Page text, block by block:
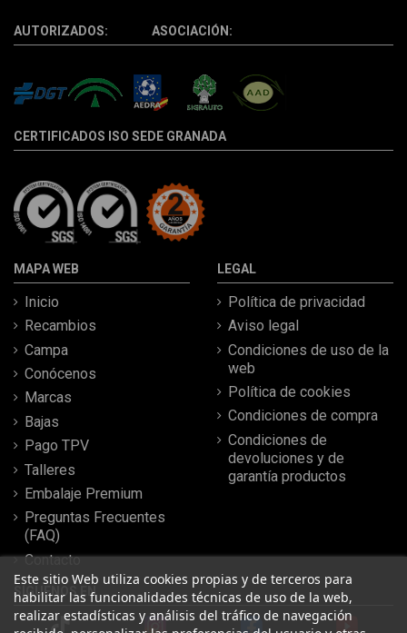
AUTORIZADOS: ASOCIACIÓN:
CERTIFICADOS ISO SEDE GRANADA
MAPA WEB
Inicio
Recambios
Campa
Conócenos
Marcas
Bajas
Pago TPV
Talleres
Embalaje Premium
Preguntas Frecuentes
(FAQ)
Contacto
LEGAL
Política de privacidad
Aviso legal
Condiciones de uso de la
web
Política de cookies
Condiciones de compra
Condiciones de
devoluciones y de
garantía productos
Este sitio Web utiliza cookies propias y de terceros para
habilitar las funcionalidades técnicas de uso de la web,
realizar estadísticas y análisis del tráfico de navegación
SÍGUENOS EN